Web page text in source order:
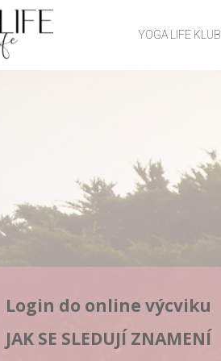
YOGA LIFE KLUB
Login do online výcviku
JAK SE SLEDUJÍ ZNAMENÍ